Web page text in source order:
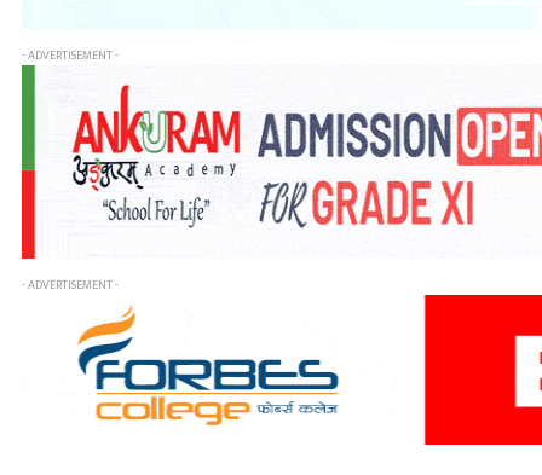
- ADVERTISEMENT -
- ADVERTISEMENT -